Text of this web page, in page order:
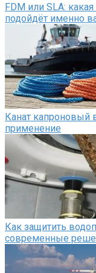
FDM или SLA:
подойдёт именно
Канат капроновый
применение
Как защитить
современные